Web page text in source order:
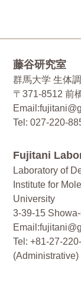
藤谷研究室
群馬大学 生体
〒371-8512 前
Tel: 027-220-
Fujitani
Laboratory of
Institute for
University
3-39-15
Tel: +81-27-
(Administrative)